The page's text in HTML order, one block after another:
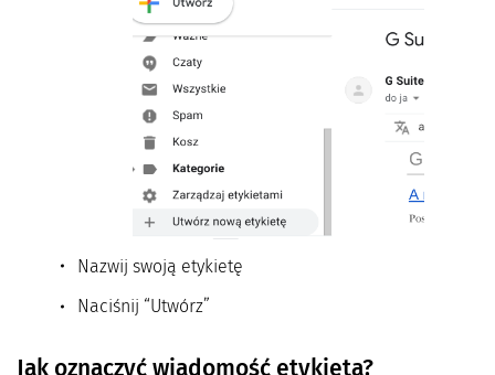
Nazwij swoją etykietę
Naciśnij “Utwórz”
Jak oznaczyć wiadomość etykietą?